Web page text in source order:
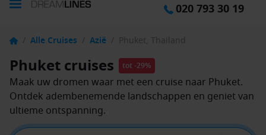
020 793 30 19
/ Alle Cruises / Azië / Phuket, Thailand
Phuket cruises tot -29%
Maak uw dromen waar met een cruise naar Phuket.
Ontdek adembenemende landschappen en geniet van
ultieme ontspanning.